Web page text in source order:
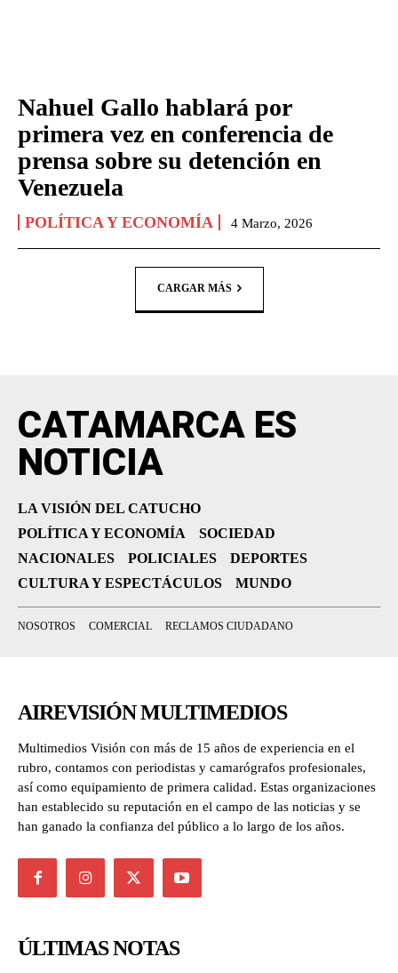
Nahuel Gallo hablará por
primera vez en conferencia de
prensa sobre su detención en
Venezuela
POLÍTICA Y ECONOMÍA 4 Marzo, 2026
CARGAR MÁS
CATAMARCA ES
NOTICIA
LA VISIÓN DEL CATUCHO
POLÍTICA Y ECONOMÍA
SOCIEDAD
NACIONALES
POLICIALES
DEPORTES
CULTURA Y ESPECTÁCULOS
MUNDO
NOSOTROS COMERCIAL RECLAMOS CIUDADANO
AIREVISIÓN MULTIMEDIOS
Multimedios Visión con más de 15 años de experiencia en el
rubro, contamos con periodistas y camarógrafos profesionales,
así como equipamiento de primera calidad. Estas organizaciones
han establecido su reputación en el campo de las noticias y se
han ganado la confianza del público a lo largo de los años.
ÚLTIMAS NOTAS